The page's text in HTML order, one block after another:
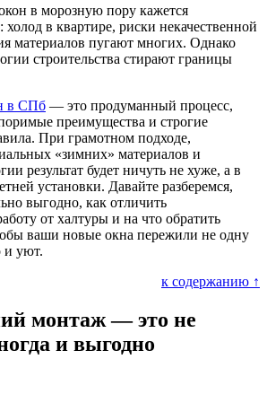
в морозную пору кажется
в квартире, риски некачественной
материалов пугают многих. Однако
строительства стирают границы
в СПб — это продуманный процесс,
преимущества и строгие
При грамотном подходе,
«зимних» материалов и
результат будет ничуть не хуже, а в
установки. Давайте разберемся,
выгодно, как отличить
от халтуры и на что обратить
ваши новые окна пережили не одну
и уют.
к содержанию ↑
монтаж — это не
и выгодно